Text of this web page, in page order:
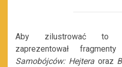
Aby zilustrować to
zaprezentował
Samobójców: Hejteraoraz